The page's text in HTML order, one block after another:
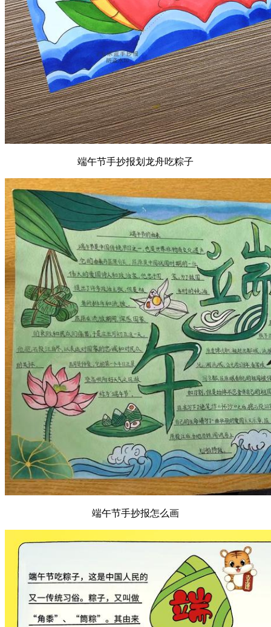
端午节手抄报划龙舟吃粽子
端午节手抄报怎么画